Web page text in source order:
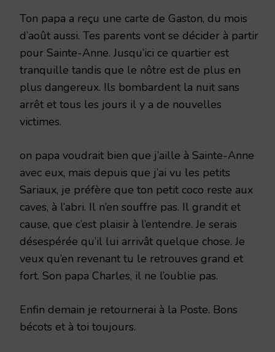
Ton papa a reçu une carte de Gaston, du mois
d’août aussi. Tes parents vont se décider à partir
pour Sainte-Anne. Jusqu’ici ce quartier est
tranquille tandis que le nôtre est de plus en
plus dangereux. Ils bombardent la nuit sans
arrêt et tous les jours il y a de nouvelles
victimes.
on papa voudrait bien que j’aille à Sainte-Anne
avec eux, mais depuis que j’ai vu les petits
Sariaux, je préfère que ton petit coco reste aux
caves, à l’abri. Il n’en souffre pas. Il grandit et
cause, que c’est plaisir à l’entendre. Je serais
désespérée qu’il lui arrivât quelque chose. Je
veux qu’en revenant tu le retrouves grand et
fort. Son papa Charles, il ne l’oublie pas.
Enfin demain je retournerai à la Poste. Bons
bécots et à toi toujours.